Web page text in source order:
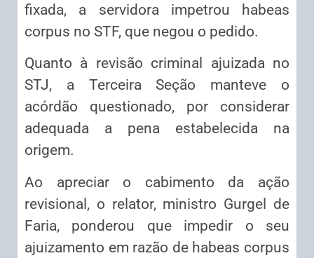
fixada, a servidora impetrou habeas
corpus no STF, que negou o pedido.
Quanto à revisão criminal ajuizada no
STJ, a Terceira Seção manteve o
acórdão questionado, por considerar
adequada a pena estabelecida na
origem.
Ao apreciar o cabimento da ação
revisional, o relator, ministro Gurgel de
Faria, ponderou que impedir o seu
ajuizamento em razão de habeas corpus